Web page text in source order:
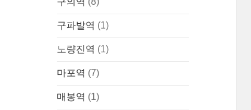
구파발역 (1)
노량진역 (1)
마포역 (7)
매봉역 (1)